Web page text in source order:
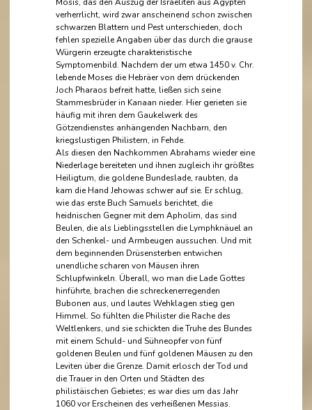
verherrlicht, wird zwar anscheinend schon zwischen
schwarzen Blattern und Pest unterschieden, doch
fehlen spezielle Angaben über das durch die grause
Würgerin erzeugte charakteristische
Symptomenbild. Nachdem der um etwa 1450 v. Chr.
lebende Moses die Hebräer von dem drückenden
Joch Pharaos befreit hatte, ließen sich seine
Stammesbrüder in Kanaan nieder. Hier gerieten sie
häufig mit ihren dem Gaukelwerk des
Götzendienstes anhängenden Nachbarn, den
kriegslustigen Philistern, in Fehde.
Als diesen den Nachkommen Abrahams wieder eine
Niederlage bereiteten und ihnen zugleich ihr größtes
Heiligtum, die goldene Bundeslade, raubten, da
kam die Hand Jehowas schwer auf sie. Er schlug,
wie das erste Buch Samuels berichtet, die
heidnischen Gegner mit dem Apholim, das sind
Beulen, die als Lieblingsstellen die Lymphknäuel an
den Schenkel- und Armbeugen aussuchen. Und mit
dem beginnenden Drüsensterben entwichen
unendliche scharen von Mäusen ihren
Schlupfwinkeln. Überall, wo man die Lade Gottes
hinführte, brachen die schreckenerregenden
Bubonen aus, und lautes Wehklagen stieg gen
Himmel. So fühlten die Philister die Rache des
Weltlenkers, und sie schickten die Truhe des Bundes
mit einem Schuld- und Sühneopfer von fünf
goldenen Beulen und fünf goldenen Mäusen zu den
Leviten über die Grenze. Damit erlosch der Tod und
die Trauer in den Orten und Städten des
philistäischen Gebietes; es war dies um das Jahr
1060 vor Erscheinen des verheißenen Messias.